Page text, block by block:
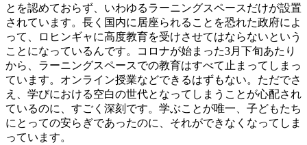
とを認めておらず、いわゆるラーニングスペースだけが設置
されています。長く国内に居座られることを恐れた政府によ
って、ロヒンギャに高度教育を受けさせてはならないという
ことになっているんです。コロナが始まった3月下旬あたり
から、ラーニングスペースでの教育はすべて止まってしまっ
ています。オンライン授業などできるはずもない。ただでさ
え、学びにおける空白の世代となってしまうことが心配され
ているのに、すごく深刻です。学ぶことが唯一、子どもたち
にとっての安らぎであったのに、それができなくなってしま
っています。